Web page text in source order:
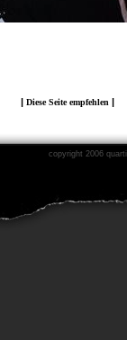
| Diese Seite empfehlen |
copyright 2006